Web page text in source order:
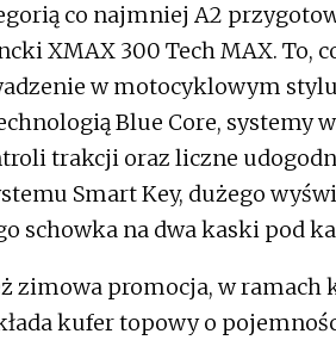
co najmniej A2
XMAX 300 Tech MAX. To,
w motocyklowym
Blue Core, systemy
trakcji oraz liczne
Smart Key, dużego
schowka na dwa kaski pod
zimowa promocja, w ramach
kufer topowy o